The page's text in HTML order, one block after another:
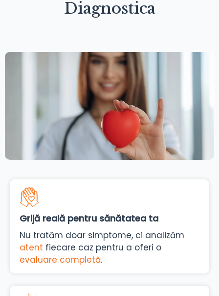
Diagnostica
Grijă reală pentru sănătatea ta
Nu tratăm doar simptome, ci analizăm
atent fiecare caz pentru a oferi o
evaluare completă.